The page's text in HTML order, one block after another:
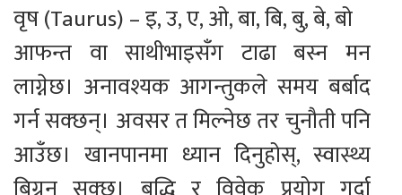
वृष (Taurus) – इ, उ, ए, ओ, बा, बि, बु, बे, बो
आफन्त वा साथीभाइसँग टाढा बस्न मन
लाग्नेछ। अनावश्यक आगन्तुकले समय बर्बाद
गर्न सक्छन्। अवसर त मिल्नेछ तर चुनौती पनि
आउँछ। खानपानमा ध्यान दिनुहोस्, स्वास्थ्य